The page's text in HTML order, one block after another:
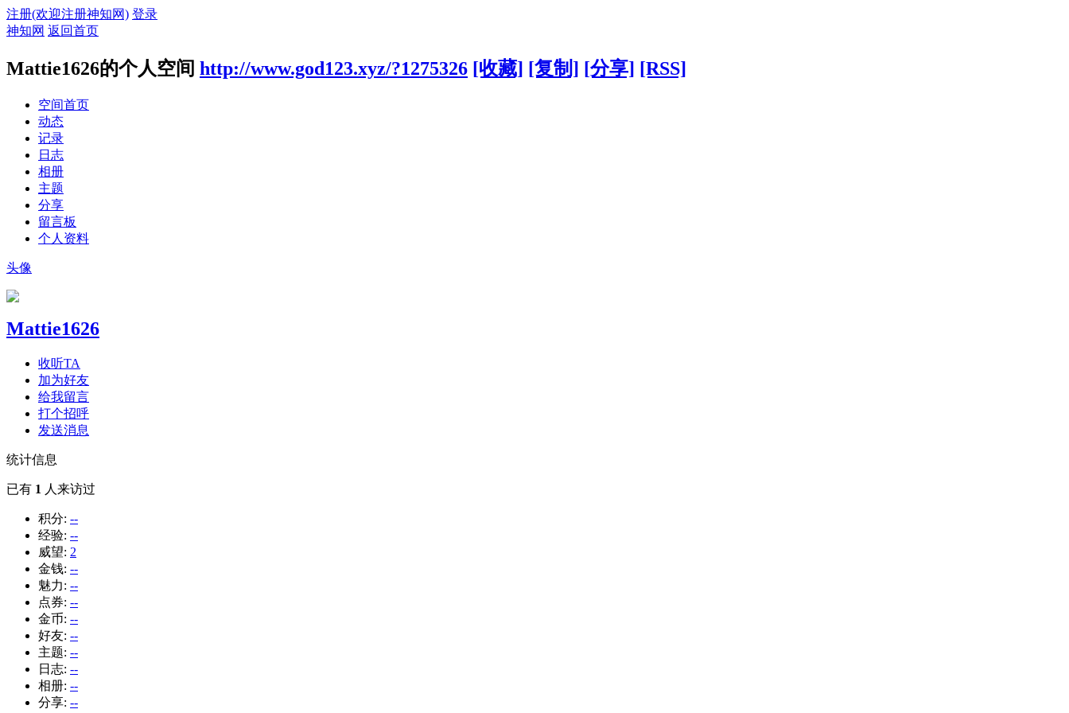
注册(欢迎注册神知网) 登录
神知网 返回首页
Mattie1626的个人空间 http://www.god123.xyz/?1275326 [收藏] [复制] [分享] [RSS]
空间首页
动态
记录
日志
相册
主题
分享
留言板
个人资料
头像
Mattie1626
收听TA
加为好友
给我留言
打个招呼
发送消息
统计信息
已有 1 人来访过
积分: --
经验: --
威望: 2
金钱: --
魅力: --
点券: --
金币: --
好友: --
主题: --
日志: --
相册: --
分享: --